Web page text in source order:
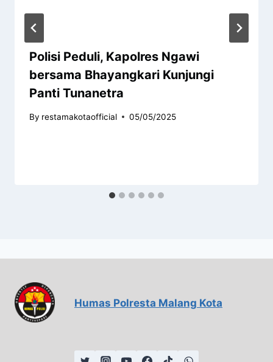
Polisi Peduli, Kapolres Ngawi
bersama Bhayangkari Kunjungi
Panti Tunanetra
By restamakotaofficial 05/05/2025
Humas Polresta Malang Kota